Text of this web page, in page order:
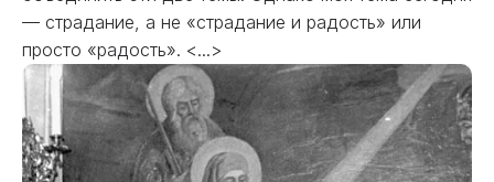
— страдание, а не «страдание и радость» или
просто «радость». <...>